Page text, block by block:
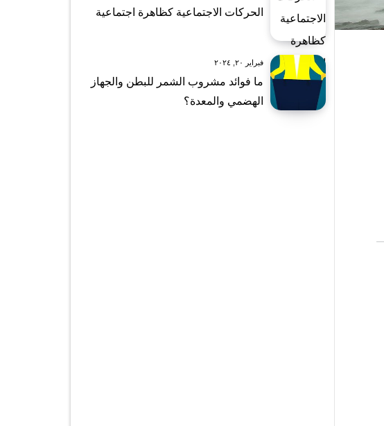
الحركات الاجتماعية كظاهرة اجتماعية
فبراير ٢٠, ٢٠٢٤
ما فوائد مشروب الشمر للبطن والجهاز
الهضمي والمعدة؟